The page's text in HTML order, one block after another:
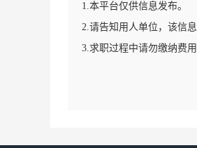
1.本平台仅供信息发布。
2.请告知用人单位，该信
3.求职过程中请勿缴纳费用